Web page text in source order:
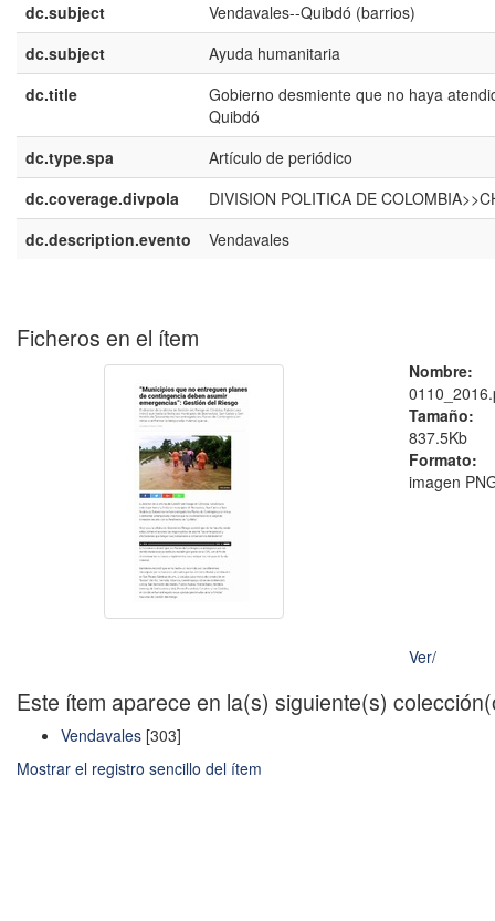
dc.subject
Vendavales--Quibdó (barrios)
dc.subject
Ayuda humanitaria
dc.title
Gobierno desmiente que no haya
Quibdó
dc.type.spa
Artículo de periódico
dc.coverage.divpola
DIVISION POLITICA DE
dc.description.evento
Vendavales
Ficheros en el ítem
Nombre:
Tamaño:
837.5Kb
Formato:
imagen
Ver/
Este ítem aparece en la(s) siguiente(s)
Vendavales [303]
Mostrar el registro sencillo del ítem